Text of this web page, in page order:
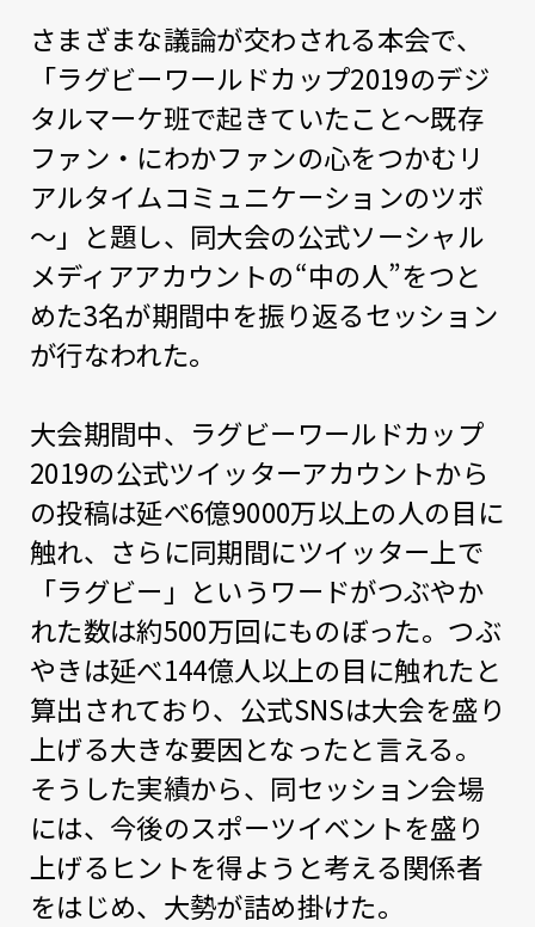
さまざまな議論が交わされる本会で、
「ラグビーワールドカップ2019のデジ
タルマーケ班で起きていたこと～既存
ファン・にわかファンの心をつかむリ
アルタイムコミュニケーションのツボ
～」と題し、同大会の公式ソーシャル
メディアアカウントの“中の人”をつと
めた3名が期間中を振り返るセッション
が行なわれた。
大会期間中、ラグビーワールドカップ
2019の公式ツイッターアカウントから
の投稿は延べ6億9000万以上の人の目に
触れ、さらに同期間にツイッター上で
「ラグビー」というワードがつぶやか
れた数は約500万回にものぼった。つぶ
やきは延べ144億人以上の目に触れたと
算出されており、公式SNSは大会を盛り
上げる大きな要因となったと言える。
そうした実績から、同セッション会場
には、今後のスポーツイベントを盛り
上げるヒントを得ようと考える関係者
をはじめ、大勢が詰め掛けた。